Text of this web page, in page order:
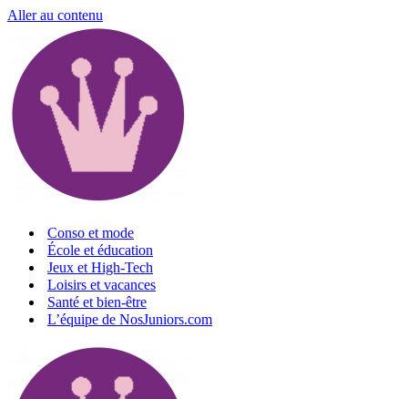
Aller au contenu
Conso et mode
École et éducation
Jeux et High-Tech
Loisirs et vacances
Santé et bien-être
L’équipe de NosJuniors.com